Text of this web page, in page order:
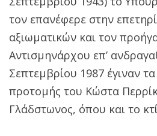
τον επανέφερε στην
αξιωματικών και τον
Αντισμηνάρχου επ’
Σεπτεμβρίου 1987 έγιναν
προτομής του Κώστα
Γλάδστωνος, όπου και το